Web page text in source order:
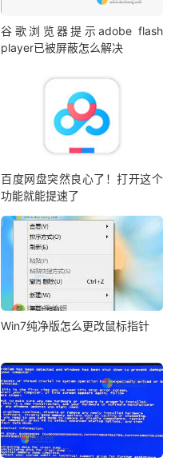
谷歌浏览器提示adobe flash
player已被屏蔽怎么解决
百度网盘突然良心了！打开这个
功能就能提速了
Win7纯净版怎么更改鼠标指针